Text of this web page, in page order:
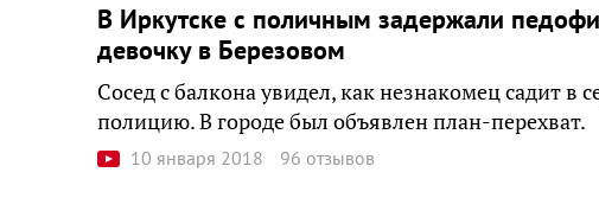
В Иркутске с поличным задержали
девочку в Березовом
Сосед с балкона увидел, как незнакомец садит
полицию. В городе был объявлен план-перехват.
10 января 2018 96 отзывов